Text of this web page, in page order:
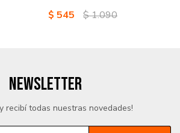
$ 545 $1.090
NEWSLETTER
recibí todas nuestras novedades!